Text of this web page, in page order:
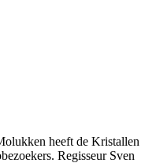
heeft de Kristallen
Regisseur Sven